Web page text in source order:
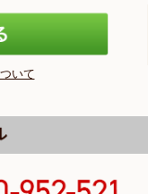
いて